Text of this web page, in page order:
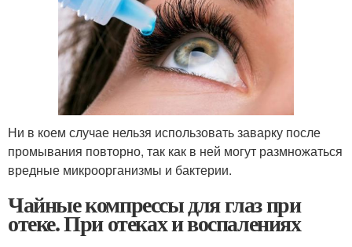
Ни в коем случае нельзя использовать заварку после
промывания повторно, так как в ней могут размножаться
вредные микроорганизмы и бактерии.
Чайные компрессы для глаз при
отеке. При отеках и воспалениях